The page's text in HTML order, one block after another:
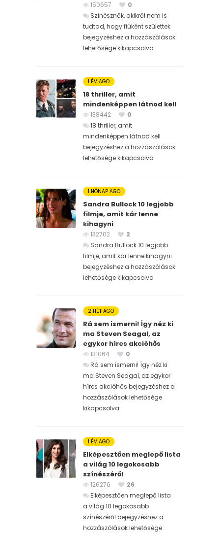
150657
0
Színésznők, akikről nem is
tudtad, hogy fiúként születtek
bejegyzéshez a hozzászólások
lehetősége kikapcsolva
1 ÉV AGO
18 thriller, amit
mindenképpen látnod kell
138442
0
18 thriller, amit
mindenképpen látnod kell
bejegyzéshez a hozzászólások
lehetősége kikapcsolva
1 HÓNAP AGO
Sandra Bullock 10 legjobb
filmje, amit kár lenne
kihagyni
132702
2
Sandra Bullock 10 legjobb
filmje, amit kár lenne kihagyni
bejegyzéshez a hozzászólások
lehetősége kikapcsolva
2 HÉT AGO
Rá sem ismerni! Így néz ki
ma Steven Seagal, az
egykor híres akcióhős
131064
0
Rá sem ismerni! Így néz ki
ma Steven Seagal, az egykor
híres akcióhős bejegyzéshez a
hozzászólások lehetősége
kikapcsolva
1 ÉV AGO
Elképesztően meglepő lista
a világ 10 legokosabb
színészéről
126276
26
Elképesztően meglepő lista
a világ 10 legokosabb
színészéről bejegyzéshez a
hozzászólások lehetősége